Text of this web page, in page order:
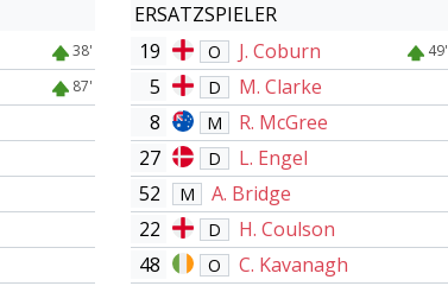
38'
87'
ERSATZSPIELER
19
O J. Coburn 49'
5 D M. Clarke
8 M R. McGree
27 D L. Engel
52 M
A. Bridge
22
D
H. Coulson
48
O
C. Kavanagh